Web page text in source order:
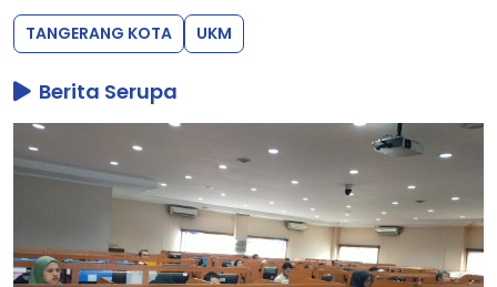
TANGERANG KOTA UKM
Berita Serupa